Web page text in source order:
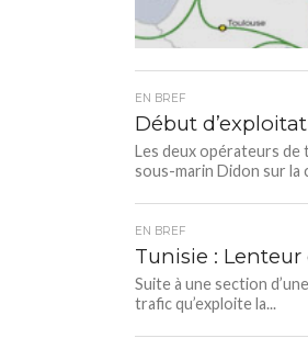
EN BREF
Début
Les deux opérateurs de
sous-marin Didon sur la
EN BREF
Tunisie :
Suite à une section
trafic qu’exploite la...